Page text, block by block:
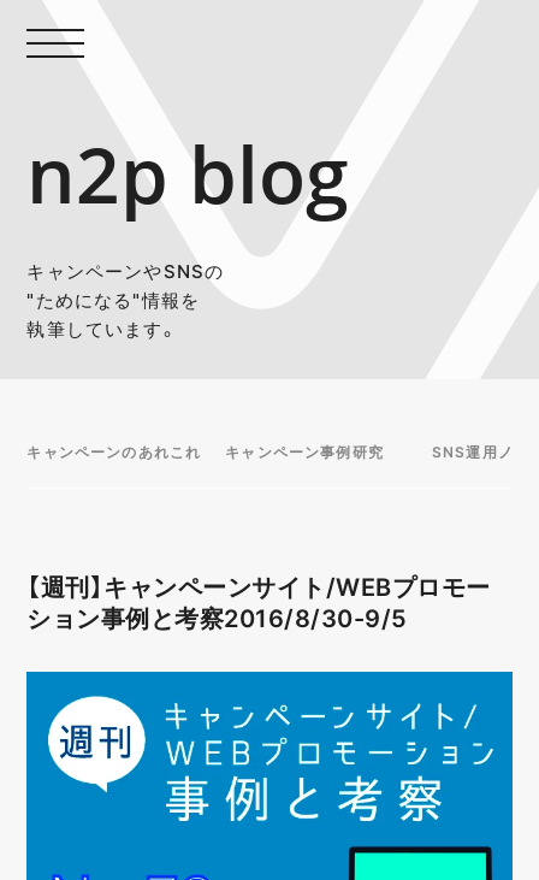
n2p blog
キャンペーンやSNSの
"ためになる"情報を
執筆しています。
キャンペーンのあれこれ キャンペーン事例研究 SNS運用ノウ
【週刊】キャンペーンサイト/WEBプロモー
ション事例と考察2016/8/30-9/5